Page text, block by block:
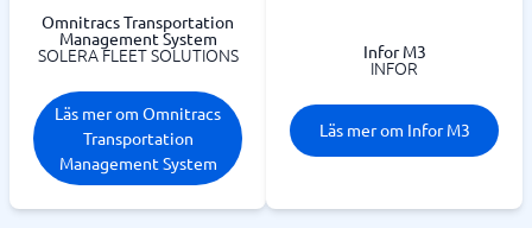
Omnitracs Transportation
Management System
SOLERA FLEET SOLUTIONS
Läs mer om Omnitracs
Transportation
Management System
Infor M3
INFOR
Läs mer om Infor M3